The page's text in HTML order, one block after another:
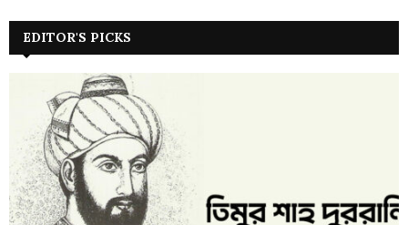
EDITOR'S PICKS